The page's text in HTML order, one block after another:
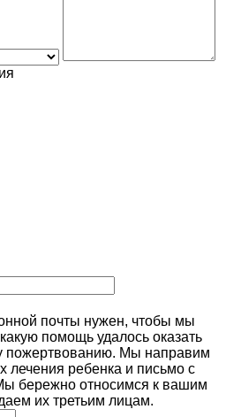
почты нужен, чтобы мы
помощь удалось оказать
пожертвованию. Мы направим
лечения ребенка и письмо с
бережно относимся к вашим
их третьим лицам.